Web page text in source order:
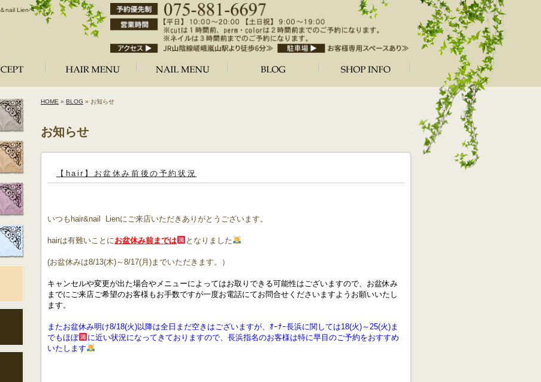
nail Lienへ
HOME » BLOG » お知らせ
お知らせ
【hair】お盆休み前後の予約状況
いつもhair&nail Lienにご来店いただきありがとうございます。
hairは有難いことにお盆休み前までは となりました
(お盆休みは8/13(木)～8/17(月)までいただきます。）
キャンセルや変更が出た場合やメニューによってはお取りできる可能性はございますので、お盆休み
までにご来店ご希望のお客様もお手数ですが一度お電話にてお問合せくださいますようお願いいたし
ます。
またお盆休み明け8/18(火)以降は全日まだ空きはございますが、ｵｰﾅｰ長浜に関しては18(火)～25(火)ま
でもほぼ
に近い状況になってきておりますので、長浜指名のお客様は特に早目のご予約をおすすめ
いたします